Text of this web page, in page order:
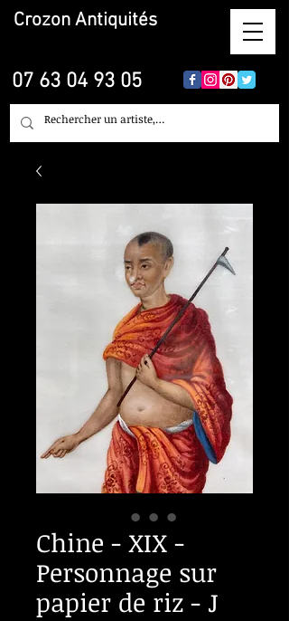
Crozon Antiquités
07 63 04 93 05
Chine - XIX -
Personnage sur
papier de riz - J